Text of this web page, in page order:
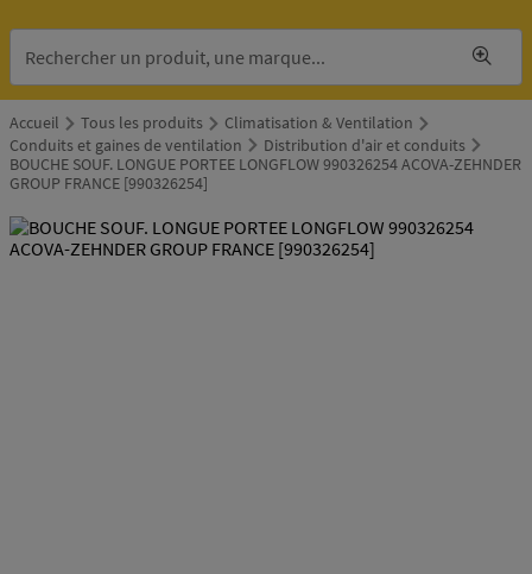
Accueil Tous les produits
Climatisation & Ventilation
Conduits et gaines de ventilation
Distribution d'air et conduits
BOUCHE SOUF. LONGUE PORTEE LONGFLOW 990326254 ACOVA-ZEHNDER
GROUP FRANCE [990326254]